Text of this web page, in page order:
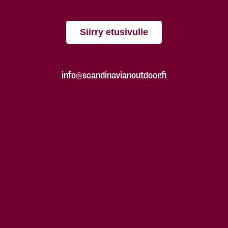
Siirry etusivulle
info@scandinavianoutdoor.fi